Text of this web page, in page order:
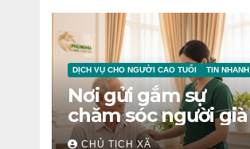
DỊCH VỤ CHO NGƯỜI CAO TUỔI TIN NHANH
Nơi gửi gắm sự
chăm sóc người già
CHỦ TỊCH XÃ